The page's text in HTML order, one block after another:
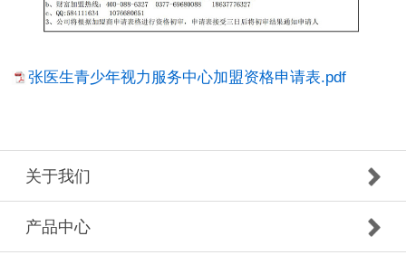
张医生青少年视力服务中心加盟资格申请表.pdf
关于我们
产品中心